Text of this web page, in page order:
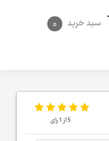
سبد خرید ۰
5از 1رای